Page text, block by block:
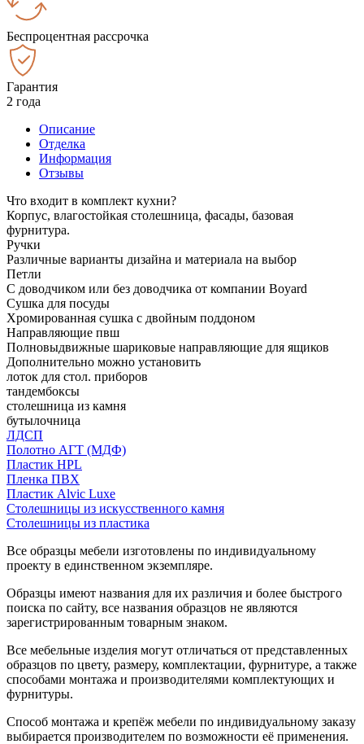
Беспроцентная рассрочка
Гарантия
2 года
Описание
Отделка
Информация
Отзывы
Что входит в комплект кухни?
Корпус, влагостойкая столешница, фасады, базовая
фурнитура.
Ручки
Различные варианты дизайна и материала на выбор
Петли
С доводчиком или без доводчика от компании Boyard
Сушка для посуды
Хромированная сушка с двойным поддоном
Направляющие пвш
Полновыдвижные шариковые направляющие для ящиков
Дополнительно можно установить
лоток для стол. приборов
тандембоксы
столешница из камня
бутылочница
ЛДСП
Полотно АГТ (МДФ)
Пластик HPL
Пленка ПВХ
Пластик Alvic Luxe
Столешницы из искусственного камня
Столешницы из пластика
Все образцы мебели изготовлены по индивидуальному
проекту в единственном экземпляре.
Образцы имеют названия для их различия и более быстрого
поиска по сайту, все названия образцов не являются
зарегистрированным товарным знаком.
Все мебельные изделия могут отличаться от представленных
образцов по цвету, размеру, комплектации, фурнитуре, а также
способами монтажа и производителями комплектующих и
фурнитуры.
Способ монтажа и крепёж мебели по индивидуальному заказу
выбирается производителем по возможности её применения.